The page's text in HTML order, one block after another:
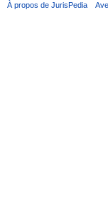
À propos de JurisPedia